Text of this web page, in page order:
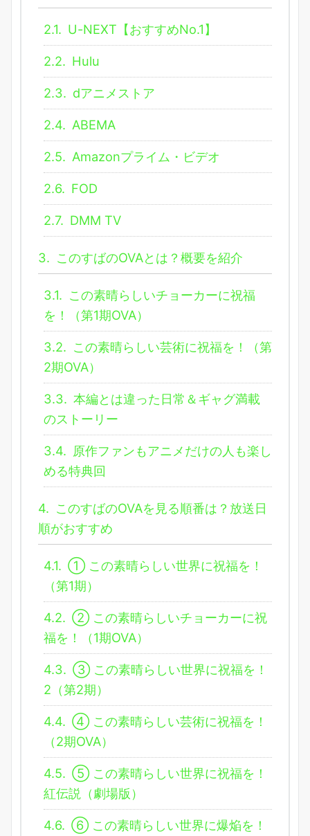
2.1. U-NEXT【おすすめNo.1】
2.2. Hulu
2.3. dアニメストア
2.4. ABEMA
2.5. Amazonプライム・ビデオ
2.6. FOD
2.7. DMM TV
3. このすばのOVAとは？概要を紹介
3.1. この素晴らしいチョーカーに祝福
を！（第1期OVA）
3.2. この素晴らしい芸術に祝福を！（第
2期OVA）
3.3. 本編とは違った日常＆ギャグ満載
のストーリー
3.4. 原作ファンもアニメだけの人も楽し
める特典回
4. このすばのOVAを見る順番は？放送日
順がおすすめ
4.1. ① この素晴らしい世界に祝福を！
（第1期）
4.2. ② この素晴らしいチョーカーに祝
福を！（1期OVA）
4.3. ③ この素晴らしい世界に祝福を！
2（第2期）
4.4. ④ この素晴らしい芸術に祝福を！
（2期OVA）
4.5. ⑤ この素晴らしい世界に祝福を！
紅伝説（劇場版）
4.6. ⑥ この素晴らしい世界に爆焔を！